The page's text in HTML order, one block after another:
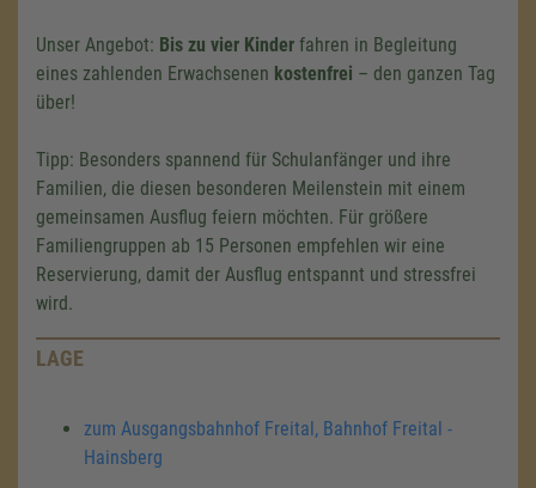
Unser Angebot: Bis zu vier Kinder fahren in Begleitung
eines zahlenden Erwachsenen kostenfrei – den ganzen Tag
über!
Tipp: Besonders spannend für Schulanfänger und ihre
Familien, die diesen besonderen Meilenstein mit einem
gemeinsamen Ausflug feiern möchten. Für größere
Familiengruppen ab 15 Personen empfehlen wir eine
Reservierung, damit der Ausflug entspannt und stressfrei
wird.
LAGE
zum Ausgangsbahnhof Freital, Bahnhof Freital -
Hainsberg